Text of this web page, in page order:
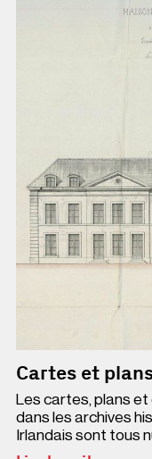
Cartes et
Les cartes, plans
dans les archives
Irlandais sont tous